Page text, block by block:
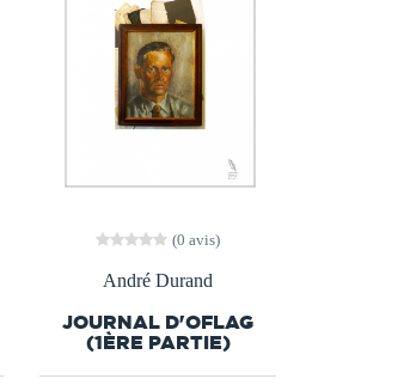
(0 avis)
André Durand
JOURNAL D'OFLAG
(1ÈRE PARTIE)